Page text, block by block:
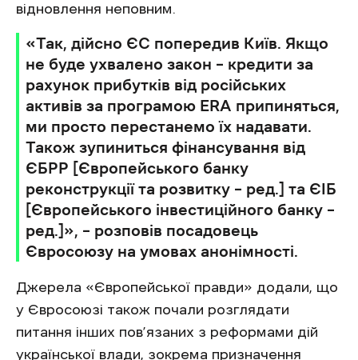
відновлення неповним.
«Так, дійсно ЄС попередив Київ. Якщо
не буде ухвалено закон – кредити за
рахунок прибутків від російських
активів за програмою ERA припиняться,
ми просто перестанемо їх надавати.
Також зупиниться фінансування від
ЄБРР [Європейського банку
реконструкції та розвитку – ред.] та ЄІБ
[Європейського інвестиційного банку –
ред.]», – розповів посадовець
Євросоюзу на умовах анонімності.
Джерела «Європейської правди» додали, що
у Євросоюзі також почали розглядати
питання інших пов’язаних з реформами дій
української влади, зокрема призначення